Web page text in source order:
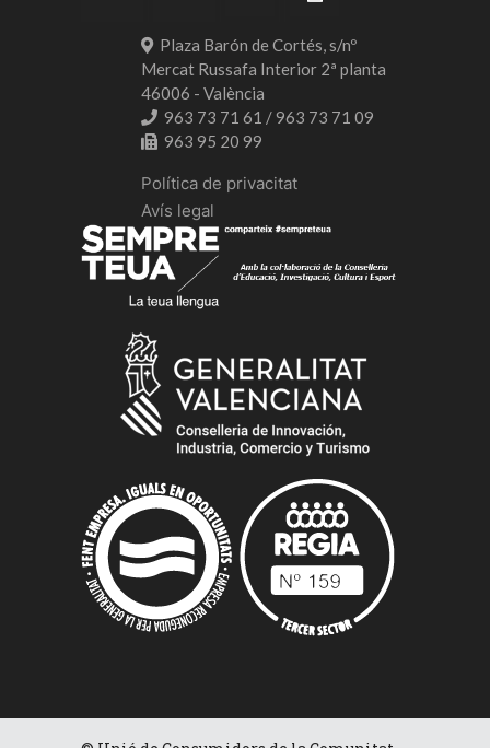
Plaza Barón de Cortés, s/nº
Mercat Russafa Interior 2ª planta
46006 - València
963 73 71 61 / 963 73 71 09
963 95 20 99
Política de privacitat
Avís legal